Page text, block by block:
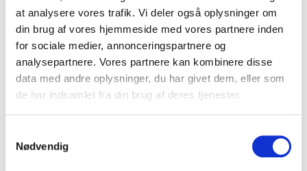
at analysere vores trafik. Vi deler også oplysninger om
din brug af vores hjemmeside med vores partnere inden
for sociale medier, annonceringspartnere og
analysepartnere. Vores partnere kan kombinere disse
data med andre oplysninger, du har givet dem, eller som
de har indsamlet fra din brug af deres tjenester.
Nødvendig
"formøde"
Tasklet Factory
Lars AP
forberedelse af vores personaleseminar, hvor Lars
holdt oplæg. Lars ramte vores behov spot on og